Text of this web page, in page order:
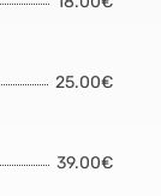
25.00€
39.00€